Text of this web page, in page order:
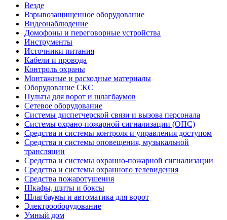
Везде
Взрывозащищенное оборудование
Видеонаблюдение
Домофоны и переговорные устройства
Инструменты
Источники питания
Кабели и провода
Контроль охраны
Монтажные и расходные материалы
Оборудование СКС
Пульты для ворот и шлагбаумов
Сетевое оборудование
Системы диспетчерской связи и вызова персонала
Системы охрано-пожарной сигнализации (ОПС)
Средства и системы контроля и управления доступом
Средства и системы оповещения, музыкальной
трансляции
Средства и системы охранно-пожарной сигнализации
Средства и системы охранного телевидения
Средства пожаротушения
Шкафы, щиты и боксы
Шлагбаумы и автоматика для ворот
Электрооборудование
Умный дом